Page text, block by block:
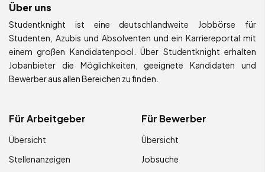
Über uns
Studentknight ist eine deutschlandweite Jobbörse für
Studenten, Azubis und Absolventen und ein Karriereportal mit
einem großen Kandidatenpool. Über Studentknight erhalten
Jobanbieter die Möglichkeiten, geeignete Kandidaten und
Bewerber aus allen Bereichen zu finden.
Für Arbeitgeber
Übersicht
Stellenanzeigen
Für Bewerber
Übersicht
Jobsuche